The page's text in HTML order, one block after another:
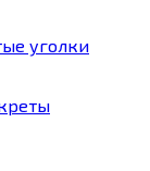
уголки